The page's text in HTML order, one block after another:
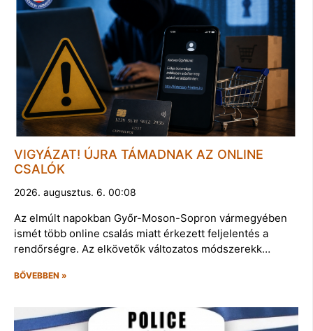
VIGYÁZAT! ÚJRA TÁMADNAK AZ ONLINE
CSALÓK
2026. augusztus. 6. 00:08
Az elmúlt napokban Győr-Moson-Sopron vármegyében
ismét több online csalás miatt érkezett feljelentés a
rendőrségre. Az elkövetők változatos módszerekk…
BŐVEBBEN »